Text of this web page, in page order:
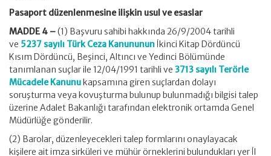
Pasaport düzenlenmesine ilişkin usul ve esaslar
MADDE 4 –(1) Başvuru sahibi hakkında 26/9/2004 tarihli
ve 5237 sayılı Türk Ceza Kanununun İkinci Kitap Dördüncü
Kısım Dördüncü, Beşinci, Altıncı ve Yedinci Bölümünde
tanımlanan suçlar ile 12/04/1991 tarihli ve 3713 sayılı Terörle
Mücadele Kanunukapsamına giren suçlardan dolayı
soruşturma veya kovuşturma bulunup bulunmadığı bilgisi talep
üzerine Adalet Bakanlığı tarafından elektronik ortamda Genel
Müdürlüğe gönderilir.
(2) Barolar, düzenleyecekleri talep formlarını onaylayacak
kişilere ait imza sirküleri ve mühür örneklerini bulundukları yer İl